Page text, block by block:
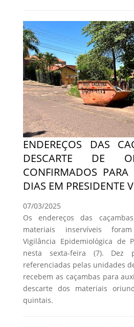
ENDEREÇOS DAS
DESCARTE DE
CONFIRMADOS
DIAS EM PRESIDENTE
07/03/2025
Os endereços das
materiais inservíveis
Vigilância Epidemiológica de
nesta sexta-feira (7). Dez
referenciadas pelas unidades
recebem as caçambas para
descarte dos materiais
quintais.